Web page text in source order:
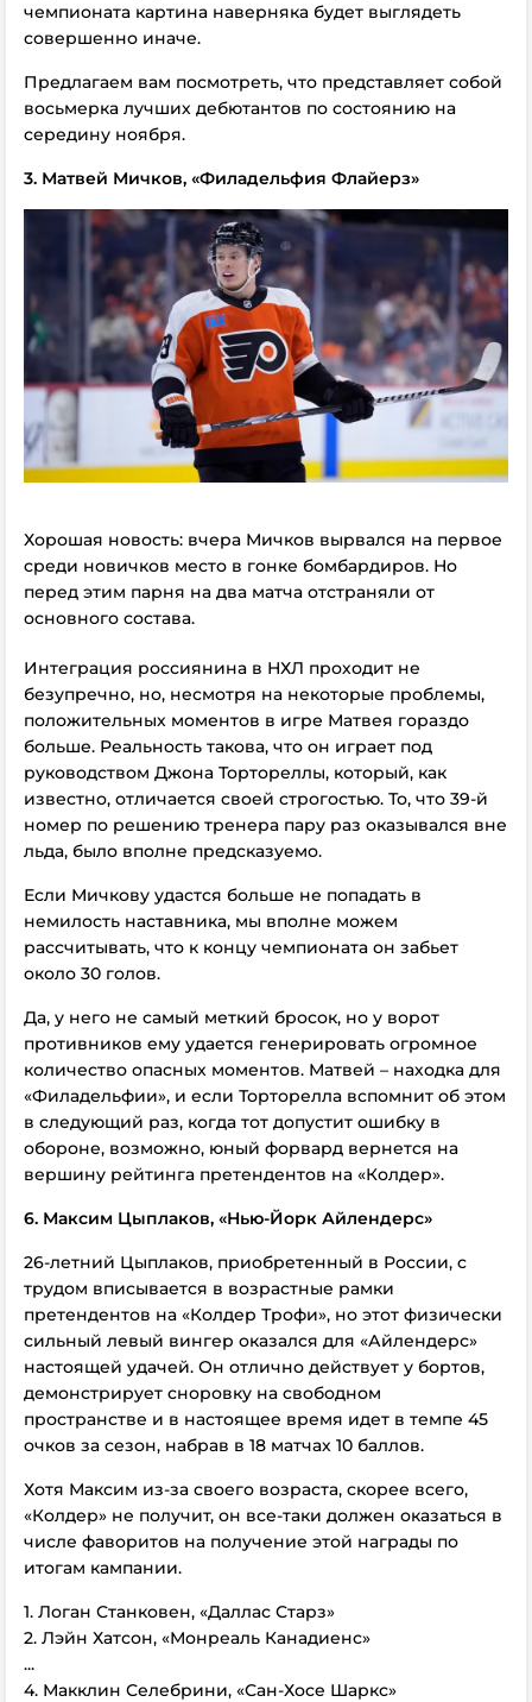
чемпионата картина наверняка будет выглядеть
совершенно иначе.
Предлагаем вам посмотреть, что представляет собой
восьмерка лучших дебютантов по состоянию на
середину ноября.
3. Матвей Мичков, «Филадельфия Флайерз»
Хорошая новость: вчера Мичков вырвался на первое
среди новичков место в гонке бомбардиров. Но
перед этим парня на два матча отстраняли от
основного состава.
Интеграция россиянина в НХЛ проходит не
безупречно, но, несмотря на некоторые проблемы,
положительных моментов в игре Матвея гораздо
больше. Реальность такова, что он играет под
руководством Джона Тортореллы, который, как
известно, отличается своей строгостью. То, что 39-й
номер по решению тренера пару раз оказывался вне
льда, было вполне предсказуемо.
Если Мичкову удастся больше не попадать в
немилость наставника, мы вполне можем
рассчитывать, что к концу чемпионата он забьет
около 30 голов.
Да, у него не самый меткий бросок, но у ворот
противников ему удается генерировать огромное
количество опасных моментов. Матвей – находка для
«Филадельфии», и если Торторелла вспомнит об этом
в следующий раз, когда тот допустит ошибку в
обороне, возможно, юный форвард вернется на
вершину рейтинга претендентов на «Колдер».
6. Максим Цыплаков, «Нью-Йорк Айлендерс»
26-летний Цыплаков, приобретенный в России, с
трудом вписывается в возрастные рамки
претендентов на «Колдер Трофи», но этот физически
сильный левый вингер оказался для «Айлендерс»
настоящей удачей. Он отлично действует у бортов,
демонстрирует сноровку на свободном
пространстве и в настоящее время идет в темпе 45
очков за сезон, набрав в 18 матчах 10 баллов.
Хотя Максим из-за своего возраста, скорее всего,
«Колдер» не получит, он все-таки должен оказаться в
числе фаворитов на получение этой награды по
итогам кампании.
1. Логан Станковен, «Даллас Старз»
2. Лэйн Хатсон, «Монреаль Канадиенс»
...
4. Макклин Селебрини, «Сан-Хосе Шаркс»